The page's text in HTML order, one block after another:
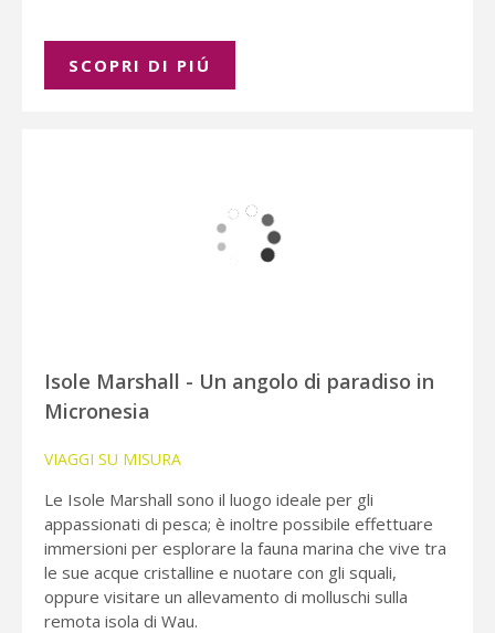
SCOPRI DI PIÚ
Isole Marshall - Un angolo di paradiso in
Micronesia
VIAGGI SU MISURA
Le Isole Marshall sono il luogo ideale per gli
appassionati di pesca; è inoltre possibile effettuare
immersioni per esplorare la fauna marina che vive tra
le sue acque cristalline e nuotare con gli squali,
oppure visitare un allevamento di molluschi sulla
remota isola di Wau.